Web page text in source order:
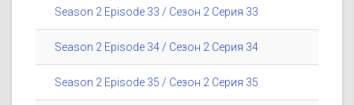
Season 2 Episode 33 / Сезон 2 Серия 33
Season 2 Episode 34 / Сезон 2 Серия 34
Season 2 Episode 35 / Сезон 2 Серия 35